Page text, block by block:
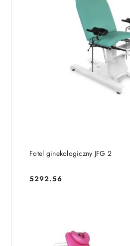
Fotel ginekologiczny JFG 2
Cena:
5292.56
DO KOSZYKA